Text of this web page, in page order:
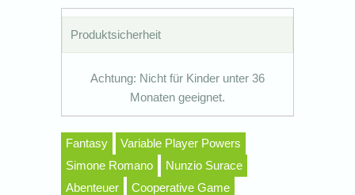
Produktsicherheit
Achtung: Nicht für Kinder unter 36
Monaten geeignet.
Fantasy
Variable Player Powers
Simone Romano
Nunzio Surace
Abenteuer
Cooperative Game